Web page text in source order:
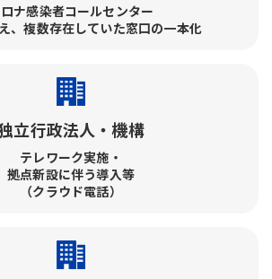
ナ感染者コールセンター​
、複数存在していた窓口の一本化
立行政法人・機構
テレワーク実施・​
拠点新設に伴う導入等
（クラウド電話）